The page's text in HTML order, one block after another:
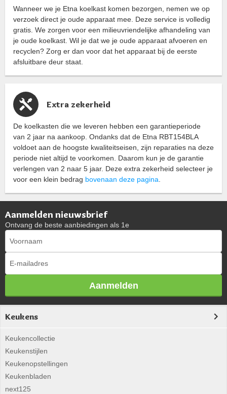
Wanneer we je Etna koelkast komen bezorgen, nemen we op
verzoek direct je oude apparaat mee. Deze service is volledig
gratis. We zorgen voor een milieuvriendelijke afhandeling van
je oude koelkast. Wil je dat we je oude apparaat afvoeren en
recyclen? Zorg er dan voor dat het apparaat bij de eerste
afsluitbare deur staat.
Extra zekerheid
De koelkasten die we leveren hebben een garantieperiode
van 2 jaar na aankoop. Ondanks dat de Etna RBT154BLA
voldoet aan de hoogste kwaliteitseisen, zijn reparaties na deze
periode niet altijd te voorkomen. Daarom kun je de garantie
verlengen van 2 naar 5 jaar. Deze extra zekerheid selecteer je
voor een klein bedrag bovenaan deze pagina
Aanmelden nieuwsbrief
Ontvang de beste aanbiedingen als 1e
Aanmelden
Keukens
Keukencollectie
Keukenstijlen
Keukenopstellingen
Keukenbladen
next125